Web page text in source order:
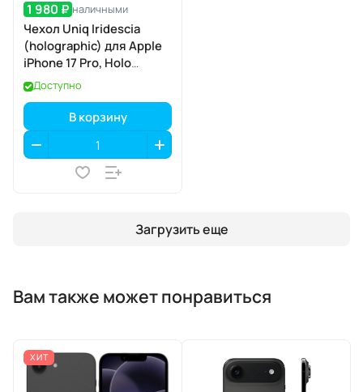
1 980 ₽ наличными
Чехол Uniq Iridescia
(holographic) для Apple
iPhone 17 Pro, Holo
Quartz
(голографический
кварц), MagSafe
Доступно
В корзину
Загрузить еще
Вам также может понравиться
ХИТ